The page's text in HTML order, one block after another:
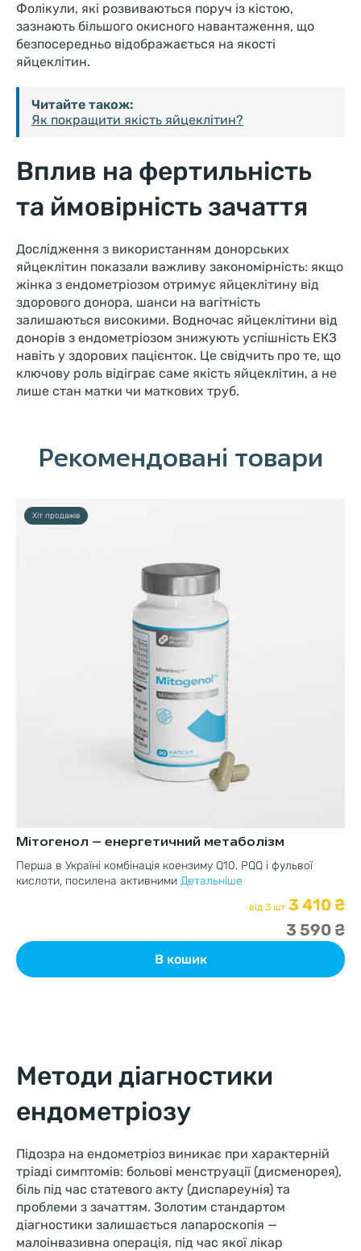
Фолікули, які розвиваються поруч із кістою,
зазнають більшого окисного навантаження, що
безпосередньо відображається на якості
яйцеклітин.
Читайте також:
Як покращити якість яйцеклітин?
Вплив на фертильність
та ймовірність зачаття
Дослідження з використанням донорських
яйцеклітин показали важливу закономірність: якщо
жінка з ендометріозом отримує яйцеклітину від
здорового донора, шанси на вагітність
залишаються високими. Водночас яйцеклітини від
донорів з ендометріозом знижують успішність ЕКЗ
навіть у здорових пацієнток. Це свідчить про те, що
ключову роль відіграє саме якість яйцеклітин, а не
лише стан матки чи маткових труб.
Рекомендовані товари
Хіт продажів
Мітогенол – енергетичний метаболізм
Перша в Україні комбінація коензиму Q10, PQQ і фульвої
кислоти, посилена активними Детальніше
В кошик
від 3 шт 3 410 ₴
3 590 ₴
Методи діагностики
ендометріозу
Підозра на ендометріоз виникає при характерній
тріаді симптомів: больові менструації (дисменорея),
біль під час статевого акту (диспареунія) та
проблеми з зачаттям. Золотим стандартом
діагностики залишається лапароскопія —
малоінвазивна операція, під час якої лікар